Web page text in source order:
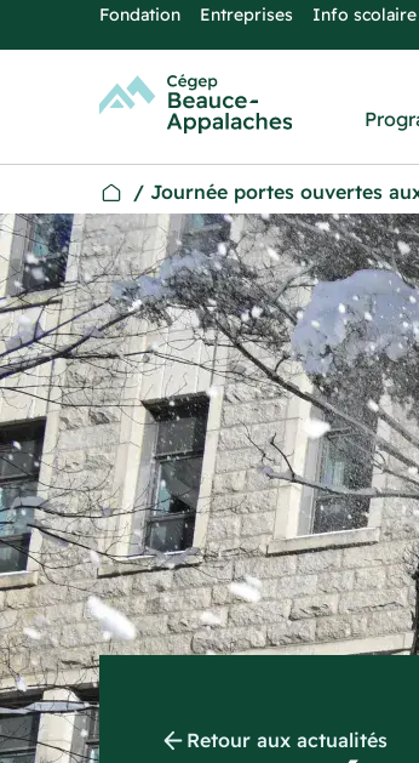
Fondation Entreprises Info scolaire
/ Journée portes ouvertes
Retour aux actualités